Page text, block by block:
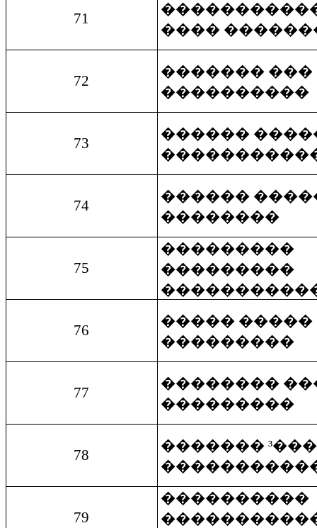
71
����
72
������� ���
����������
73
������
74
������
��������
75
���������
���������
76
����� �����
���������
77
��������
���������
78
�������
79
����������